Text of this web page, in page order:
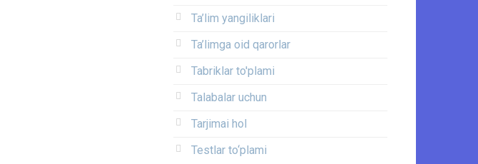
Ta’lim yangiliklari
Ta’limga oid qarorlar
Tabriklar to'plami
Talabalar uchun
Tarjimai hol
Testlar to‘plami